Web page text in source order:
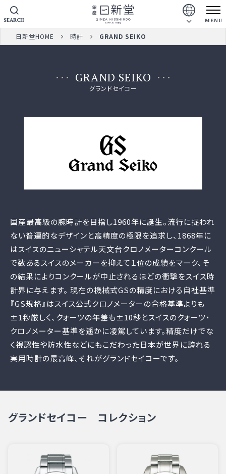
MENU
SEARCH
日新堂HOME 時計 GRAND SEIKO
GRAND SEIKO
グランドセイコー
国産最高級の腕時計を目指し1960年に誕生。流行に捉われ
ない普遍的なデザインと高精度の極限を追求し、1868年に
はスイスのニューシャテル天文台クロノメーターコンクール
で数あるスイスのメーカーを抑えて１位の成績をマーク、そ
の結果によりコンクールが中止されるほどの衝撃をスイス時
計界に与えます。 現在の機械式GSの精度における自社基準
『GS規格』はスイス公式クロノメーターの合格基準よりも
±1秒厳しく、クォーツの年差も±10秒とスイスのクォーツ・
クロノメーター基準を遥かに凌駕しています。精度だけでな
く視認性や防水性などにもこだわった日本が世界に誇れる
実用時計の最高峰、それがグランドセイコーです。
グランドセイコー コレクション